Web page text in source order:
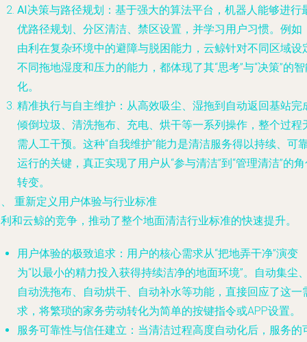
AI决策与路径规划 ：基于强大的算法平台，机器人能够进行
优路径规划、分区清洁、禁区设置，并学习用户习惯。例如
由利在复杂环境中的避障与脱困能力，云鲸针对不同区域设
不同拖地湿度和压力的能力，都体现了其“思考”与“决策”的
化。
精准执行与自主维护 ：从高效吸尘、湿拖到自动返回基站完
倾倒垃圾、清洗拖布、充电、烘干等一系列操作，整个过程
需人工干预。这种“自我维护”能力是清洁服务得以持续、可
运行的关键，真正实现了用户从“参与清洁”到“管理清洁”的
转变。
重新定义用户体验与行业标准
和云鲸的竞争，推动了整个地面清洁行业标准的快速提升。
用户体验的极致追求 ：用户的核心需求从“把地弄干净”演变
为“以最小的精力投入获得持续洁净的地面环境”。自动集尘
自动洗拖布、自动烘干、自动补水等功能，直接回应了这一
求，将繁琐的家务劳动转化为简单的按键指令或APP设置。
服务可靠性与信任建立 ：当清洁过程高度自动化后，服务的